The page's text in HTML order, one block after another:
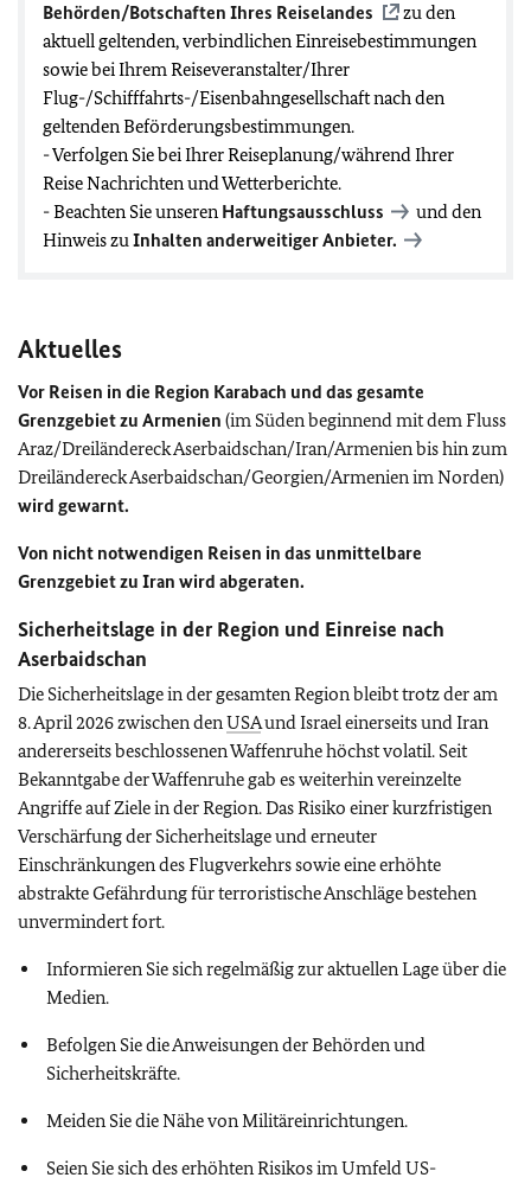
Behörden/Botschaften Ihres Reiselandes
zu den
aktuell geltenden, verbindlichen Einreisebestimmungen
sowie bei Ihrem Reiseveranstalter/Ihrer
Flug-/Schifffahrts-/Eisenbahngesellschaft nach den
geltenden Beförderungsbestimmungen.
- Verfolgen Sie bei Ihrer Reiseplanung/während Ihrer
Reise Nachrichten und Wetterberichte.
- Beachten Sie unseren Haftungsausschluss
und den
Hinweis zuInhalten anderweitiger Anbieter.
Aktuelles
Vor Reisen in die Region Karabach und das gesamte
Grenzgebiet zu Armenien (im Süden beginnend mit dem Fluss
Araz/Dreiländereck Aserbaidschan/Iran/Armenien bis hin zum
Dreiländereck Aserbaidschan/Georgien/Armenien im Norden)
wird gewarnt.
Von nicht notwendigen Reisen in das unmittelbare
Grenzgebiet zu Iran wird abgeraten.
Sicherheitslage in der Region und Einreise nach
Aserbaidschan
Die Sicherheitslage in der gesamten Region bleibt trotz der am
8. April 2026 zwischen denUSAund Israel einerseits und Iran
andererseits beschlossenen Waffenruhe höchst volatil. Seit
Bekanntgabe der Waffenruhe gab es weiterhin vereinzelte
Angriffe auf Ziele in der Region. Das Risiko einer kurzfristigen
Verschärfung der Sicherheitslage und erneuter
Einschränkungen des Flugverkehrs sowie eine erhöhte
abstrakte Gefährdung für terroristische Anschläge bestehen
unvermindert fort.
Informieren Sie sich regelmäßig zur aktuellen Lage über die
Medien.
Befolgen Sie die Anweisungen der Behörden und
Sicherheitskräfte.
Meiden Sie die Nähe von Militäreinrichtungen.
Seien Sie sich des erhöhten Risikos im Umfeld US-